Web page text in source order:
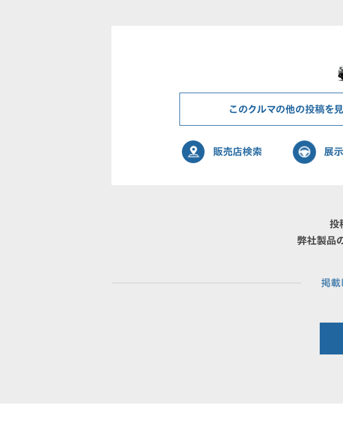
このクルマの他の投稿を
販売店検索 展
投
弊社製品